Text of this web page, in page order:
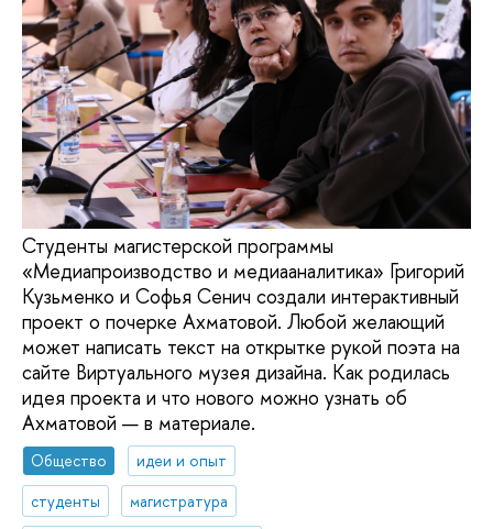
Студенты магистерской программы
«Медиапроизводство и медиааналитика» Григорий
Кузьменко и Софья Сенич создали интерактивный
проект о почерке Ахматовой. Любой желающий
может написать текст на открытке рукой поэта на
сайте Виртуального музея дизайна. Как родилась
идея проекта и что нового можно узнать об
Ахматовой — в материале.
Общество
идеи и опыт
студенты
магистратура